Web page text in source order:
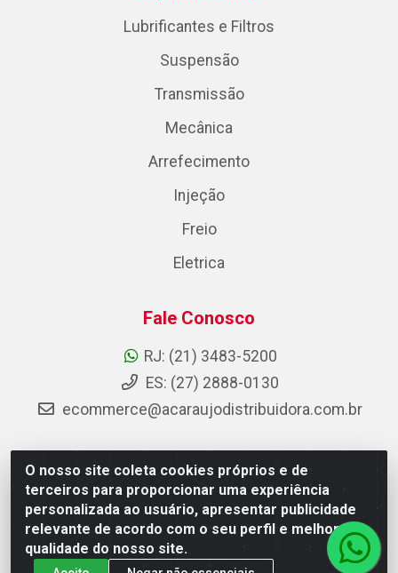
O nosso site coleta cookies próprios e de
terceiros para proporcionar uma experiência
personalizada ao usuário, apresentar publicidade
relevante de acordo com o seu perfil e melhorar a
qualidade do nosso site.
Lubrificantes e Filtros
Suspensão
Transmissão
Mecânica
Arrefecimento
Injeção
Freio
Eletrica
Fale Conosco
RJ: (21) 3483-5200
ES: (27) 2888-0130
ecommerce@acaraujodistribuidora.com.br
AC Araujo Distribuidora - Rua Carneiro de Campos, 42 -
São Cristóvão, Rio de Janeiro/RJ - CEP 20.920-410 -
CNPJ 08.744.753/0003-85